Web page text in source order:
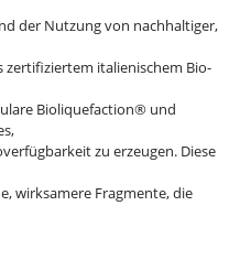
der Nutzung von nachhaltiger,
zertifiziertem italienischem Bio-
Bioliquefaction® und
zu erzeugen. Diese
wirksamere Fragmente, die